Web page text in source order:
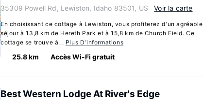
35309 Powell Rd, Lewiston, Idaho 83501, US Voir la carte
En choisissant ce cottage à Lewiston, vous profiterez d'un agréable
séjour à 13,8 km de Hereth Park et à 15,8 km de Church Field. Ce
cottage se trouve à... Plus D'informations
25.8 km Accès Wi-Fi gratuit
Best Western Lodge At River's Edge